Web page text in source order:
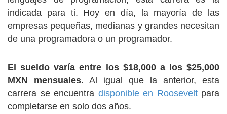
indicada para ti. Hoy en día, la mayoría de las
empresas pequeñas, medianas y grandes necesitan
de una programadora o un programador.
El sueldo varía entre los $18,000 a los $25,000
MXN mensuales. Al igual que la anterior, esta
carrera se encuentra disponible en Rooseveltpara
completarse en solo dos años.